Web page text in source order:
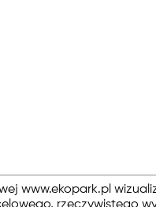
www.ekopark.pl
rzeczywistego